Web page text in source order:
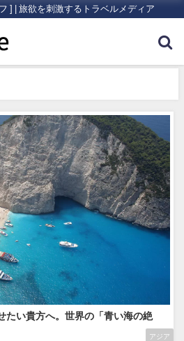
] | 旅欲を刺激するトラベルメディア
アジア
たい貴方へ。世界の「青い海の絶